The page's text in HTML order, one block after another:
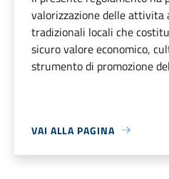
valorizzazione delle
tradizionali locali che
sicuro valore economico,
strumento di promozione
VAI ALLA PAGINA